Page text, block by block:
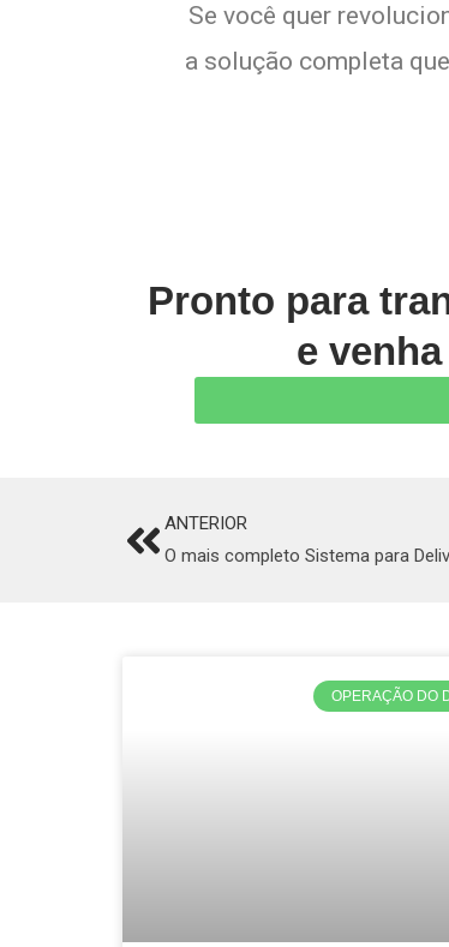
Se você quer
a solução completa
Pronto para
e
PrevANTERIOR
O mais completo Sistema para
OPERAÇÃO DO